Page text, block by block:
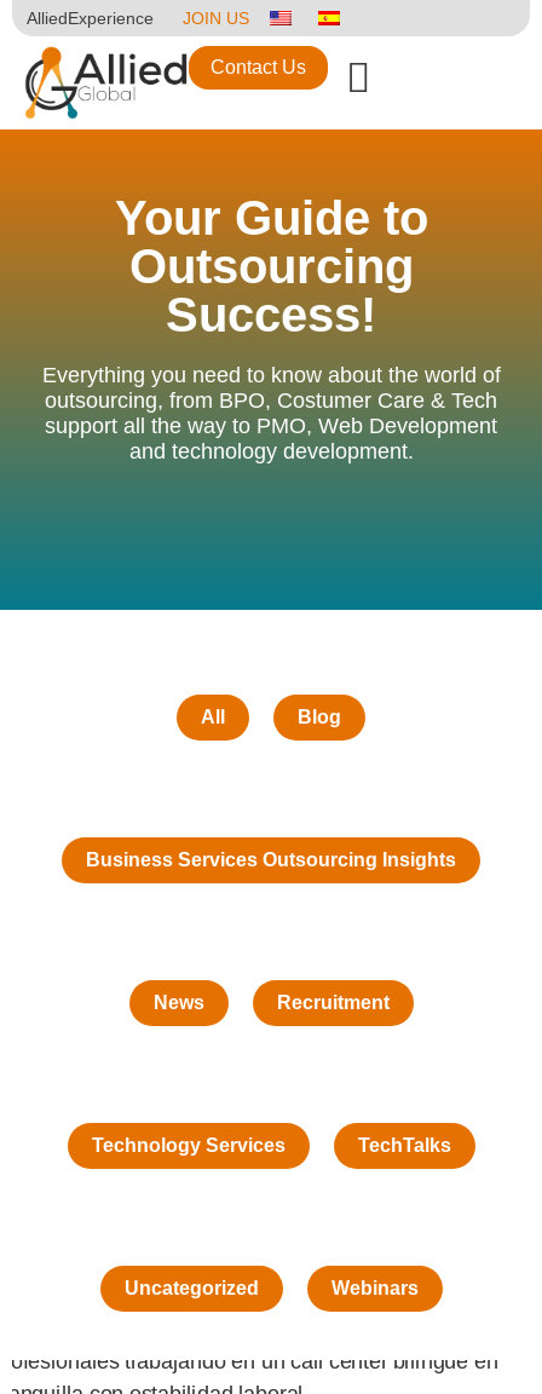
AlliedExperience JOIN US
Contact Us
Your Guide to
Outsourcing
Success!
Everything you need to know about the world of
outsourcing, from BPO, Costumer Care & Tech
support all the way to PMO, Web Development
and technology development.
All Blog
Business Services Outsourcing Insights
News Recruitment
Technology Services TechTalks
Uncategorized Webinars